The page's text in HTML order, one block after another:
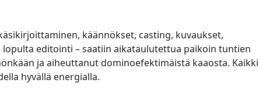
käännökset, casting, kuvaukset,
editointi – saatiin aikataulutettua paikoin tuntien
ja aiheuttanut dominoefektimäistä kaaosta. Kaikki
hyvällä energialla.